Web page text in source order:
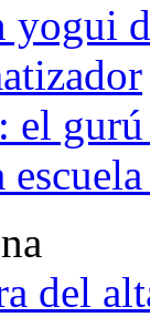
yogui
el
del